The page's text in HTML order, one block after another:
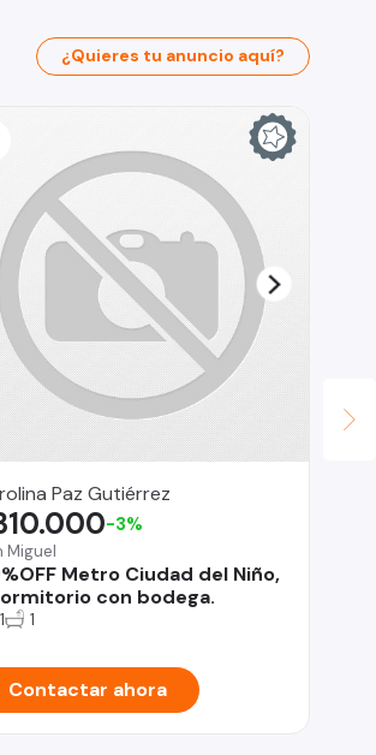
¿Quieres tu anuncio aquí?
Paz Gutiérrez
Miguel
Metro Ciudad del Niño,
con bodega.
-3%
1 1
Contactar ahora